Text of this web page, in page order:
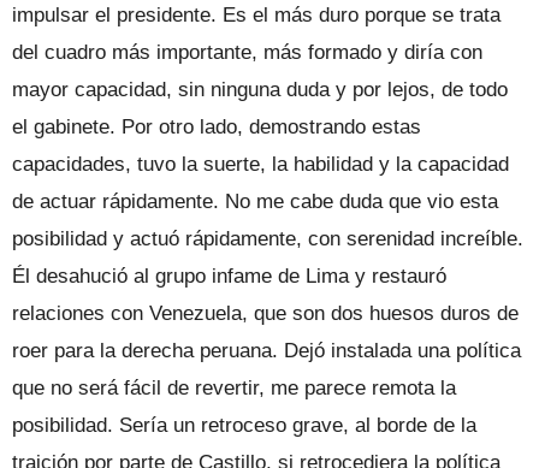
impulsar el presidente. Es el más duro porque se trata
del cuadro más importante, más formado y diría con
mayor capacidad, sin ninguna duda y por lejos, de todo
el gabinete. Por otro lado, demostrando estas
capacidades, tuvo la suerte, la habilidad y la capacidad
de actuar rápidamente. No me cabe duda que vio esta
posibilidad y actuó rápidamente, con serenidad increíble.
Él desahució al grupo infame de Lima y restauró
relaciones con Venezuela, que son dos huesos duros de
roer para la derecha peruana. Dejó instalada una política
que no será fácil de revertir, me parece remota la
posibilidad. Sería un retroceso grave, al borde de la
traición por parte de Castillo, si retrocediera la política